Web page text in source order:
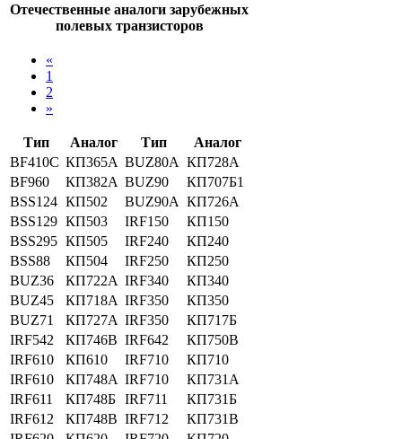
Отечественные аналоги зарубежных
полевых транзисторов
«
1
2
»
Тип Аналог Тип
Аналог
BF410C КП365А BUZ80A КП728А
BF960
КП382А BUZ90
КП707Б1
BSS124 КП502 BUZ90A КП726А
BSS129 КП503 IRF150
КП150
BSS295 КП505 IRF240
КП240
BSS88
КП504 IRF250
КП250
BUZ36
КП722А IRF340
КП340
BUZ45
КП718А IRF350
КП350
BUZ71
КП727А IRF350
КП717Б
IRF542
КП746В IRF642
КП750В
IRF610
КП610 IRF710
КП710
IRF610
КП748А IRF710
КП731А
IRF611
КП748Б IRF711
КП731Б
IRF612
КП748В IRF712
КП731В